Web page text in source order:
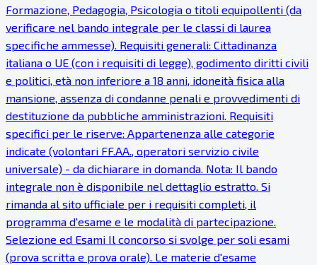
Formazione, Pedagogia, Psicologia o titoli equipollenti (da
verificare nel bando integrale per le classi di laurea
specifiche ammesse). Requisiti generali: Cittadinanza
italiana o UE (con i requisiti di legge), godimento diritti civili
e politici, età non inferiore a 18 anni, idoneità fisica alla
mansione, assenza di condanne penali e provvedimenti di
destituzione da pubbliche amministrazioni. Requisiti
specifici per le riserve: Appartenenza alle categorie
indicate (volontari FF.AA., operatori servizio civile
universale) - da dichiarare in domanda. Nota: Il bando
integrale non è disponibile nel dettaglio estratto. Si
rimanda al sito ufficiale per i requisiti completi, il
programma d'esame e le modalità di partecipazione.
Selezione ed Esami Il concorso si svolge per soli esami
(prova scritta e prova orale). Le materie d'esame